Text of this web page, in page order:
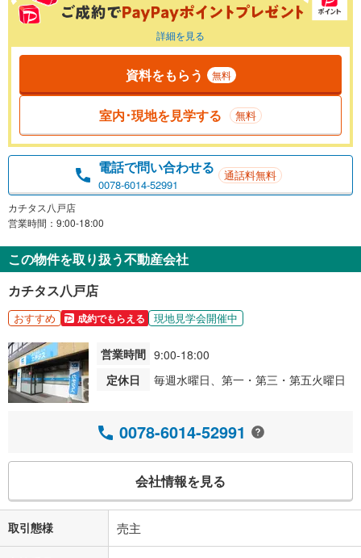
詳細を見る
資料をもらう 無料
室内･現地を見学する 無料
電話で問い合わせる
0078-6014-52991
通話料無料
カチタス八戸店
営業時間：9:00-18:00
この物件を取り扱う不動産会社
カチタス八戸店
おすすめ 成約でもらえる 現地見学会開催中
営業時間 9:00-18:00
定休日
毎週水曜日、第一・第三・第五火曜日
0078-6014-52991
会社情報を見る
取引態様 売主